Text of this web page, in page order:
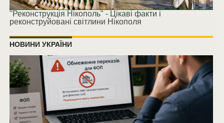
"Реконструкція Нікополь" - Цікаві факти і
реконструйовані світлини Нікополя
НОВИНИ УКРАЇНИ